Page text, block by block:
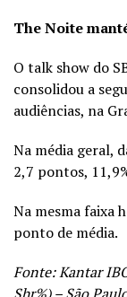
The Noite
O talk show do
consolidou a
audiências, na
Na média geral,
2,7 pontos,
Na mesma faixa
ponto de média.
Fonte: Kantar